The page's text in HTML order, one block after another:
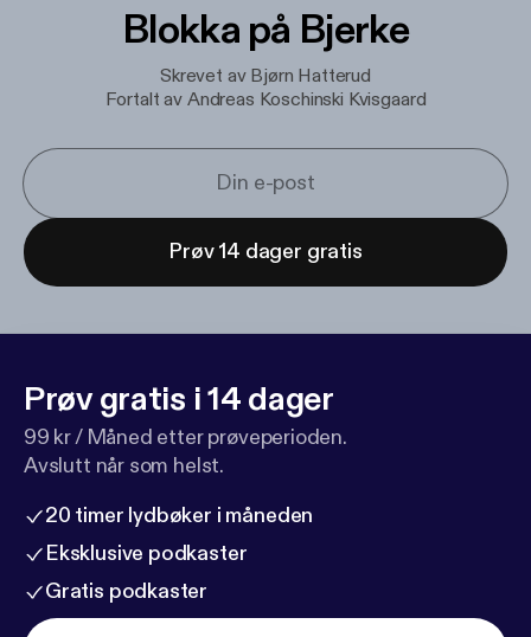
Blokka på Bjerke
Skrevet av Bjørn Hatterud
Fortalt av Andreas Koschinski Kvisgaard
Prøv 14 dager gratis
Prøv gratis i 14 dager
99 kr / Måned etter prøveperioden.
Avslutt når som helst.
20 timer lydbøker i måneden
Eksklusive podkaster
Gratis podkaster